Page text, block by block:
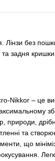
Лінзи без
задня
Nikkor – це
природи,
та
що